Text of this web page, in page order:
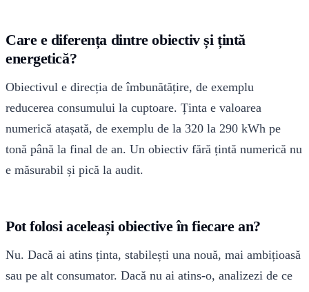
Care e diferența dintre obiectiv și țintă
energetică?
Obiectivul e direcția de îmbunătățire, de exemplu
reducerea consumului la cuptoare. Ținta e valoarea
numerică atașată, de exemplu de la 320 la 290 kWh pe
tonă până la final de an. Un obiectiv fără țintă numerică nu
e măsurabil și pică la audit.
Pot folosi aceleași obiective în fiecare an?
Nu. Dacă ai atins ținta, stabilești una nouă, mai ambițioasă
sau pe alt consumator. Dacă nu ai atins-o, analizezi de ce